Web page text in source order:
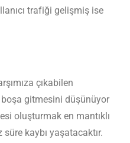
trafiği gelişmiş ise
çıkabilen
boşa gitmesini düşünüyor
oluşturmak en mantıklı
kaybı yaşatacaktır.